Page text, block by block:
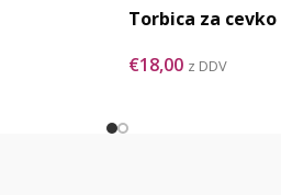
Torbica za cevko
€18,00 z DDV